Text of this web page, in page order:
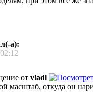
а):
02:12
от vladl
масштаб, откуда он